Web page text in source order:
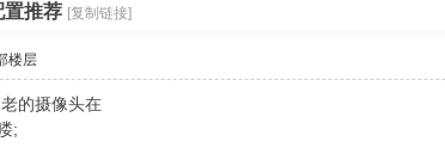
置推荐 [复制链接]
楼层
的摄像头在
;